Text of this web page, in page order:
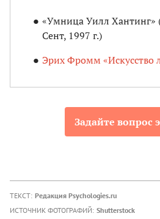
«Умница Уилл Хантинг»
Сент, 1997 г.)
Эрих Фромм «Искусство
Задайте вопрос
ТЕКСТ: Редакция Psychologies.ru
ИСТОЧНИК ФОТОГРАФИЙ: Shutterstock